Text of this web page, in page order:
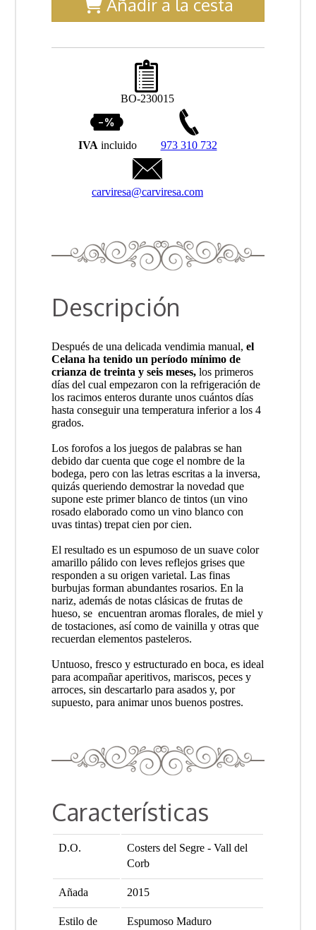
Añadir a la cesta
BO-230015
IVA incluido 973 310 732
carviresa@carviresa.com
Descripción
Después de una delicada vendimia manual, el
Celana ha tenido un período mínimo de
crianza de treinta y seis meses, los primeros
días del cual empezaron con la refrigeración de
los racimos enteros durante unos cuántos días
hasta conseguir una temperatura inferior a los 4
grados.
Los forofos a los juegos de palabras se han
debido dar cuenta que coge el nombre de la
bodega, pero con las letras escritas a la inversa,
quizás queriendo demostrar la novedad que
supone este primer blanco de tintos (un vino
rosado elaborado como un vino blanco con
uvas tintas) trepat cien por cien.
El resultado es un espumoso de un suave color
amarillo pálido con leves reflejos grises que
responden a su origen varietal. Las finas
burbujas forman abundantes rosarios. En la
nariz, además de notas clásicas de frutas de
hueso, se encuentran aromas florales, de miel y
de tostaciones, así como de vainilla y otras que
recuerdan elementos pasteleros.
Untuoso, fresco y estructurado en boca, es ideal
para acompañar aperitivos, mariscos, peces y
arroces, sin descartarlo para asados y, por
supuesto, para animar unos buenos postres.
Características
D.O.
Costers del Segre - Vall del
Corb
Añada 2015
Estilo de
Espumoso Maduro